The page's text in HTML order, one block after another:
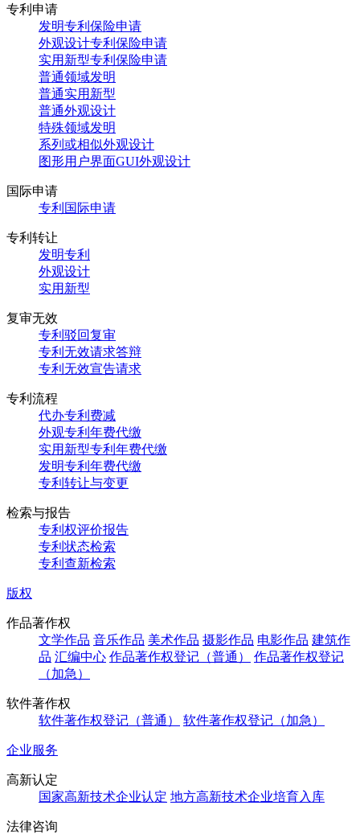
专利申请
发明专利保险申请
外观设计专利保险申请
实用新型专利保险申请
普通领域发明
普通实用新型
普通外观设计
特殊领域发明
系列或相似外观设计
图形用户界面GUI外观设计
国际申请
专利国际申请
专利转让
发明专利
外观设计
实用新型
复审无效
专利驳回复审
专利无效请求答辩
专利无效宣告请求
专利流程
代办专利费减
外观专利年费代缴
实用新型专利年费代缴
发明专利年费代缴
专利转让与变更
检索与报告
专利权评价报告
专利状态检索
专利查新检索
版权
作品著作权
文学作品 音乐作品 美术作品 摄影作品 电影作品 建筑作
品 汇编中心 作品著作权登记（普通）
作品著作权登记
（加急）
软件著作权
软件著作权登记（普通）
软件著作权登记（加急）
企业服务
高新认定
国家高新技术企业认定 地方高新技术企业培育入库
法律咨询